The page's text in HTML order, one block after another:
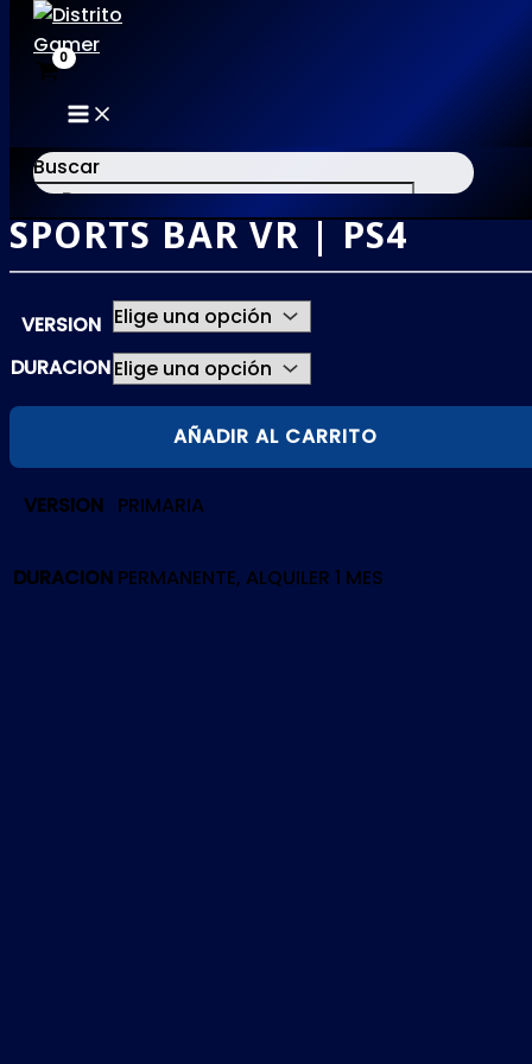
al
contenido
MAIN
MENU
Buscar
×
SPORTS BAR VR | PS4
VERSION
DURACION
SPORTS
cantidad
AÑADIR AL CARRITO
VERSION PRIMARIA
DURACION PERMANENTE, ALQUILER 1 MES